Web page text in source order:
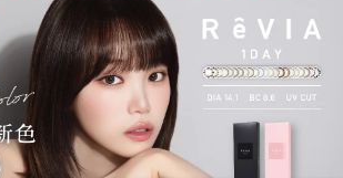
ーリック）も誕生し、さらに充実したライ
デザインから、さりげなく盛れるタイプ、普
ルレンズ、クリアコンタクトレンズまで、
で多くの方々の瞳に寄り添い続けていま